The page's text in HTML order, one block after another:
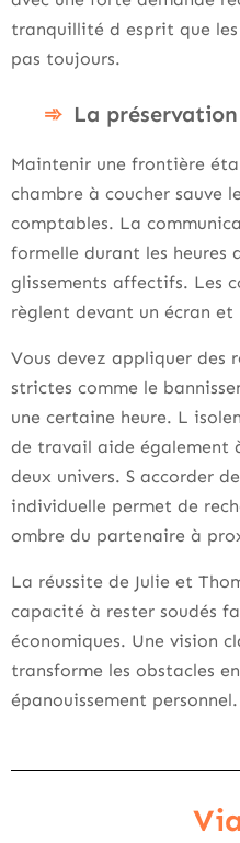
tranquillité d esprit que
pas toujours.
La
Maintenir une frontière
chambre à coucher sauve
comptables. La
formelle durant les heures
glissements affectifs. Les
règlent devant un écran
Vous devez appliquer des
strictes comme le
une certaine heure. L
de travail aide également
deux univers. S accorder
individuelle permet de
ombre du partenaire à
La réussite de Julie et
capacité à rester soudés
économiques. Une vision
transforme les obstacles
épanouissement personnel.